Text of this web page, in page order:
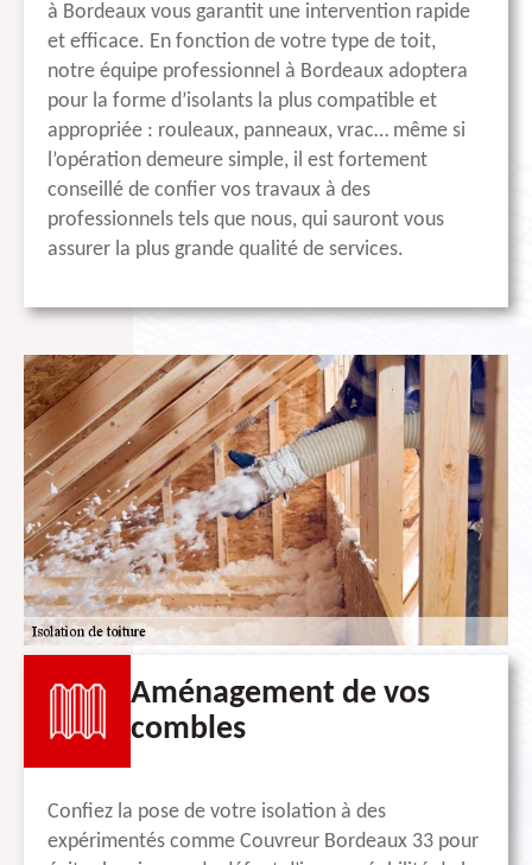
à Bordeaux vous garantit une intervention rapide
et efficace. En fonction de votre type de toit,
notre équipe professionnel à Bordeaux adoptera
pour la forme d’isolants la plus compatible et
appropriée : rouleaux, panneaux, vrac… même si
l’opération demeure simple, il est fortement
conseillé de confier vos travaux à des
professionnels tels que nous, qui sauront vous
assurer la plus grande qualité de services.
Aménagement de vos
combles
Confiez la pose de votre isolation à des
expérimentés comme Couvreur Bordeaux 33 pour